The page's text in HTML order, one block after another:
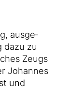
aus­ge­
dazu zu
Zeugs
Johan­nes
und